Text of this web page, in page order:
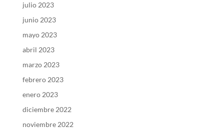
julio 2023
junio 2023
mayo 2023
abril 2023
marzo 2023
febrero 2023
enero 2023
diciembre 2022
noviembre 2022